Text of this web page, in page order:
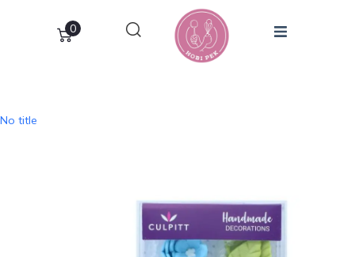
0
No title